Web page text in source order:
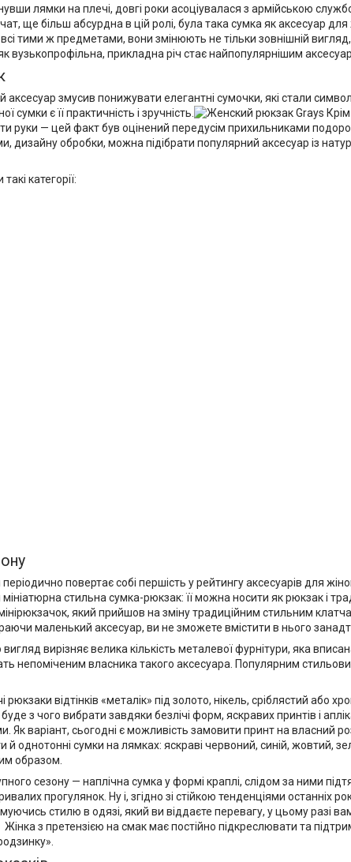
лямки на плечі, довгі роки асоціувалася з армійською
ще більш абсурдна в цій ролі, була така сумка як аксесуар
всі тими ж предметами, вони змінюють не тільки зовнішній
вузькопрофільна, прикладна річ стає найпопулярнішим
змусив понижувати елегантні сумочки, які стали
є її практичність і зручність.
руки — цей факт був оцінений передусім прихильниками
дизайну обробки, можна підібрати популярний аксесуар із
категорії:
повертає собі першість у рейтингу аксесуарів для
стильна сумка-рюкзак: її можна носити як рюкзак і
який прийшов на зміну традиційним стильним
маленький аксесуар, ви не зможете вмістити в нього
вирізняє велика кількість металевої фурнітури, яка
непоміченим власника такого аксесуара. Популярним
відтінків «металік» під золото, нікель, сріблястий або
з чого вибрати завдяки безлічі форм, яскравих принтів і
варіант, сьогодні є можливість замовити принт на власний
й однотонні сумки на лямках: яскраві червоний, синій, жовтий,
образом.
сезону — наплічна сумка у формі краплі, слідом за ними
прогулянок. Ну і, згідно зі стійкою тенденціями останніх
стилю в одязі, який ви віддаєте перевагу, у цьому разі
з претензією на смак має постійно підкреслювати та